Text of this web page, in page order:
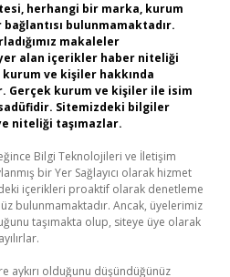
herhangi bir marka, kurum
bulunmamaktadır.
makaleler
alan içerikler haber niteliği
ve kişiler hakkında
Gerçek kurum ve kişiler ile isim
Sitemizdeki bilgiler
niteliği taşımazlar.
Bilgi Teknolojileri ve İletişim
bir Yer Sağlayıcı olarak hizmet
içerikleri proaktif olarak denetleme
bulunmamaktadır. Ancak, üyelerimiz
taşımakta olup, siteye üye olarak
aykırı olduğunu düşündüğünüz